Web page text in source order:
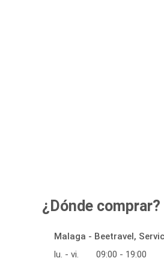
¿Dónde comprar?
Malaga - Beetravel,
lu. - vi.
09:00 - 19:00